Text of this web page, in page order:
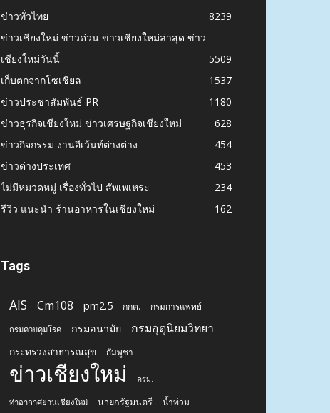
ข่าวทั่วไทย
8239
ข่าวเชียงใหม่ ข่าวด่วน ข่าวเชียงใหม่ล่าสุด ข่าว
เชียงใหม่วันนี้
5509
เก็บตกจากโซเชียล
1537
ข่าวประชาสัมพันธ์ PR
1180
ข่าวธุรกิจเชียงใหม่ ข่าวเศรษฐกิจเชียงใหม่
628
ข่าวกิจกรรม งานอีเว้นท์ต่างต่าง
454
ข่าวต่างประเทศ
453
ไม่มีหมวดหมู่ เรื่องทั่วไป สัพเพเหระ
234
รีวิว แนะนำ ร้านอาหารในเชียงใหม่
162
Tags
AIS Cm108 pm2.5 กกต. กรมการแพทย์
กรมควบคุมโรค กรมอนามัย กรมอุตุนิยมวิทยา
กระทรวงสาธารณสุข กัมพูชา
ข่าวเชียงใหม่ ครม.
ท่าอากาศยานเชียงใหม่ นายกรัฐมนตรี น้ำท่วม